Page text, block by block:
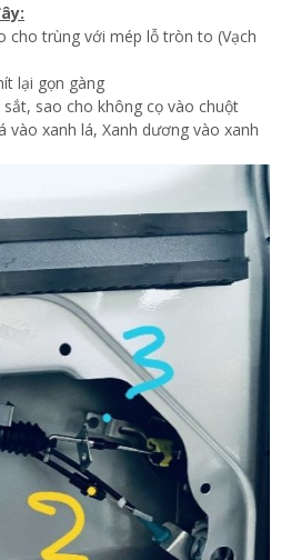
cho trùng với mép lỗ tròn to (Vạch
lại gọn gàng
sao cho không cọ vào chuột
vào xanh lá, Xanh dương vào xanh